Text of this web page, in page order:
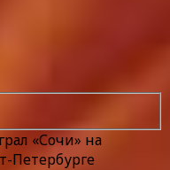
«Сочи» на
Петербурге